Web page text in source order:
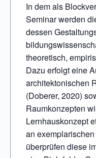
In dem als
Seminar werden
dessen
theoretisch,
Dazu erfolgt eine
architektonischen
(Doberer, 2020)
Raumkonzepten
Lernhauskonzept
an
überprüfen diese